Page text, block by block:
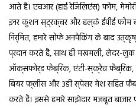
आते हैं। एचआर (हाई रेजिलिएंस) फोम,
इनर कुशन स्ट्रक्चर और हल्के ईपीई फोम
निर्मित, हमारे सोफे अनपैकिंग के बाद
प्रदान करते हैं, साथ ही मखमली, लेदर-
ऑक्सफोर्ड फैब्रिक, एंटी-स्क्रैच फैब्रिक,
बियर फ्लीस और 3डी स्पेसर मेश सहित
करते हैं। इससे हमारे साझेदार मजबूत